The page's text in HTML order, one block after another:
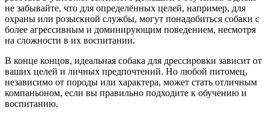
не забывайте, что для определённых целей, например, для
охраны или розыскной службы, могут понадобиться собаки с
более агрессивным и доминирующим поведением, несмотря
на сложности в их воспитании.
В конце концов, идеальная собака для дрессировки зависит от
ваших целей и личных предпочтений. Но любой питомец,
независимо от породы или характера, может стать отличным
компаньоном, если вы правильно подходите к обучению и
воспитанию.